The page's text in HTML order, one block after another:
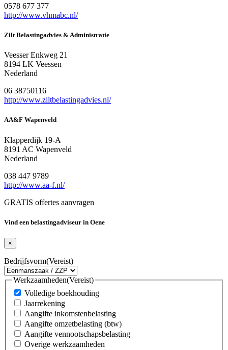
0578 677 377
http://www.vhmabc.nl/
Zilt Belastingadvies & Administratie
Veesser Enkweg 21
8194 LK Veessen
Nederland
06 38750116
http://www.ziltbelastingadvies.nl/
AA&F Wapenveld
Klapperdijk 19-A
8191 AC Wapenveld
Nederland
038 447 9789
http://www.aa-f.nl/
GRATIS offertes aanvragen
Vind een belastingadviseur in Oene
×
Bedrijfsvorm(Vereist)
Werkzaamheden(Vereist)
Volledige boekhouding
Jaarrekening
Aangifte inkomstenbelasting
Aangifte omzetbelasting (btw)
Aangifte vennootschapsbelasting
Overige werkzaamheden